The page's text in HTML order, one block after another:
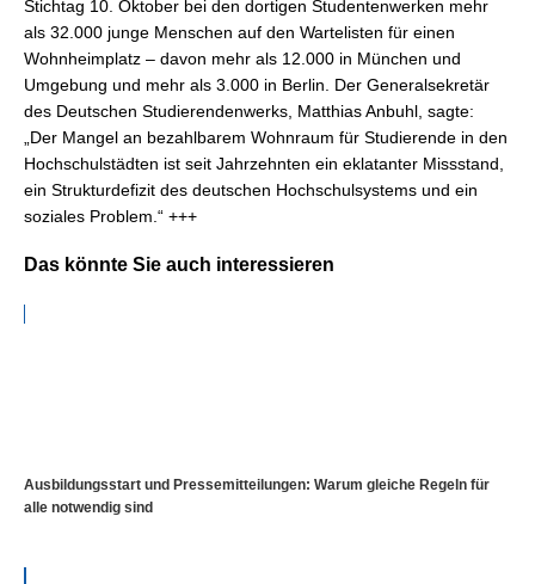
Stichtag 10. Oktober bei den dortigen Studentenwerken mehr
als 32.000 junge Menschen auf den Wartelisten für einen
Wohnheimplatz – davon mehr als 12.000 in München und
Umgebung und mehr als 3.000 in Berlin. Der Generalsekretär
des Deutschen Studierendenwerks, Matthias Anbuhl, sagte:
„Der Mangel an bezahlbarem Wohnraum für Studierende in den
Hochschulstädten ist seit Jahrzehnten ein eklatanter Missstand,
ein Strukturdefizit des deutschen Hochschulsystems und ein
soziales Problem.“ +++
Das könnte Sie auch interessieren
Ausbildungsstart und Pressemitteilungen: Warum gleiche Regeln für
alle notwendig sind